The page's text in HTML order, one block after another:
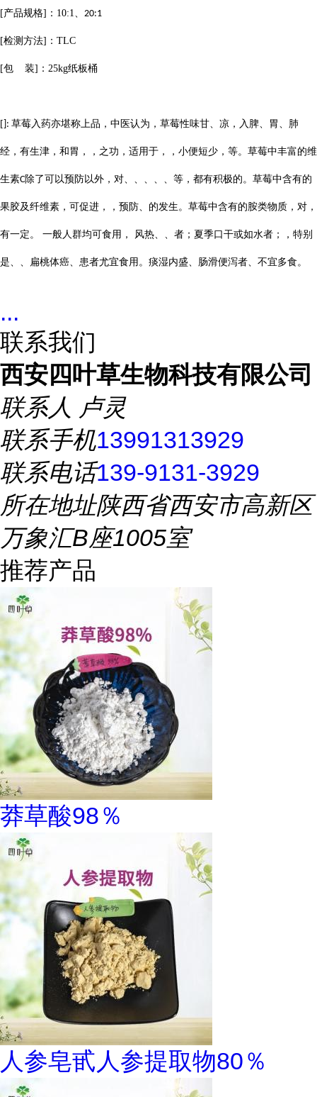
[产品规格] ： 10:1、 20:1
[检测方法] ： TLC
[包 装] ： 25kg纸板桶
[ ]: 草莓入药亦堪称上品，中医认为，草莓性味甘、凉，入脾、胃、肺
经，有生津，和胃，，之功，适用于，，小便短少，等。草莓中丰富的维
生素C除了可以预防以外，对、、、、、等，都有积极的。草莓中含有的
果胶及纤维素，可促进，，预防、的发生。草莓中含有的胺类物质，对，
有一定。 一般人群均可食用， 风热、、者；夏季口干或如水者；，特别
是、、扁桃体癌、患者尤宜食用。痰湿内盛、肠滑便泻者、不宜多食。
...
联系我们
西安四叶草生物科技有限公司
联系人 卢灵
联系手机13991313929
联系电话139-9131-3929
所在地址陕西省西安市高新区
万象汇B座1005室
推荐产品
莽草酸98％
人参皂甙人参提取物80％